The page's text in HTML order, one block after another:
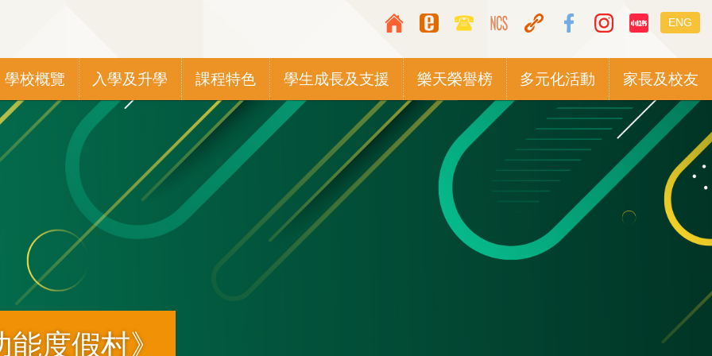
Top
Media
Icon
Button
switcher
ENG
學校概覽 入學及升學 課程特色 學生成長及支援 樂天榮譽榜 多元化活動 家長及校友
度假村》